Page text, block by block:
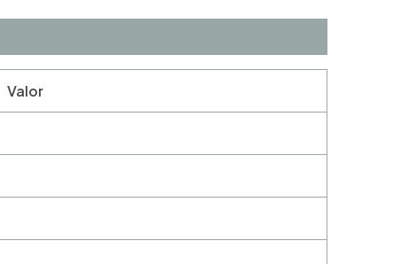
Valor